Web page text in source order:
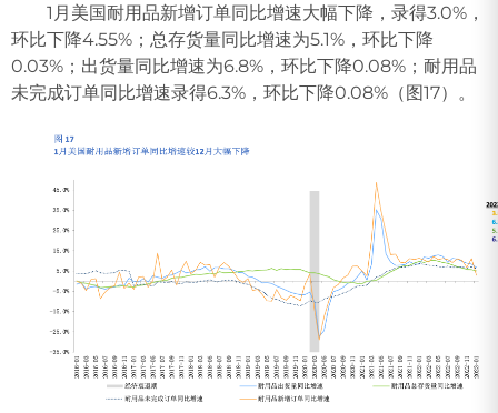
1月美国耐用品新增订单同比增速大幅下降，录得3.0%，
环比下降4.55%；总存货量同比增速为5.1%，环比下降
0.03%；出货量同比增速为6.8%，环比下降0.08%；耐用品
未完成订单同比增速录得6.3%，环比下降0.08%（图17）。